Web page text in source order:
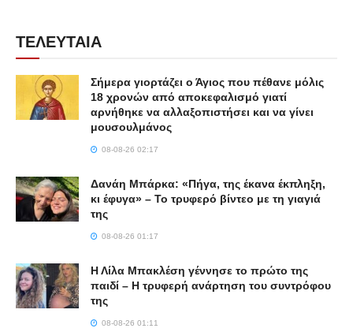
ΤΕΛΕΥΤΑΙΑ
Σήμερα γιορτάζει ο Άγιος που πέθανε μόλις
18 χρονών από αποκεφαλισμό γιατί
αρνήθηκε να αλλαξοπιστήσει και να γίνει
μουσουλμάνος
08-08-26 02:17
Δανάη Μπάρκα: «Πήγα, της έκανα έκπληξη,
κι έφυγα» – Το τρυφερό βίντεο με τη γιαγιά
της
08-08-26 01:17
Η Λίλα Μπακλέση γέννησε το πρώτο της
παιδί – Η τρυφερή ανάρτηση του συντρόφου
της
08-08-26 01:11